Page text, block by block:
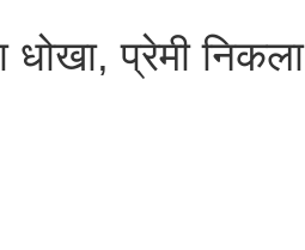
प्रेमी निकला